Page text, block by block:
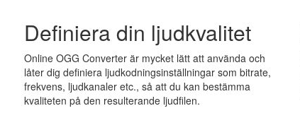
Definiera din ljudkvalitet
Online OGG Converter är mycket lätt att använda och
låter dig definiera ljudkodningsinställningar som bitrate,
frekvens, ljudkanaler etc., så att du kan bestämma
kvaliteten på den resulterande ljudfilen.